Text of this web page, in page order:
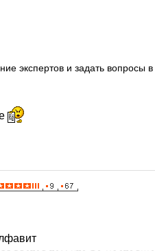
экспертов и задать вопросы